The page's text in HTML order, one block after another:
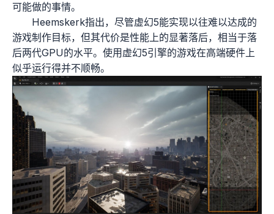
可能做的事情。
Heemskerk指出，尽管虚幻5能实现以往难以达成的
游戏制作目标，但其代价是性能上的显著落后，相当于落
后两代GPU的水平。使用虚幻5引擎的游戏在高端硬件上
似乎运行得并不顺畅。